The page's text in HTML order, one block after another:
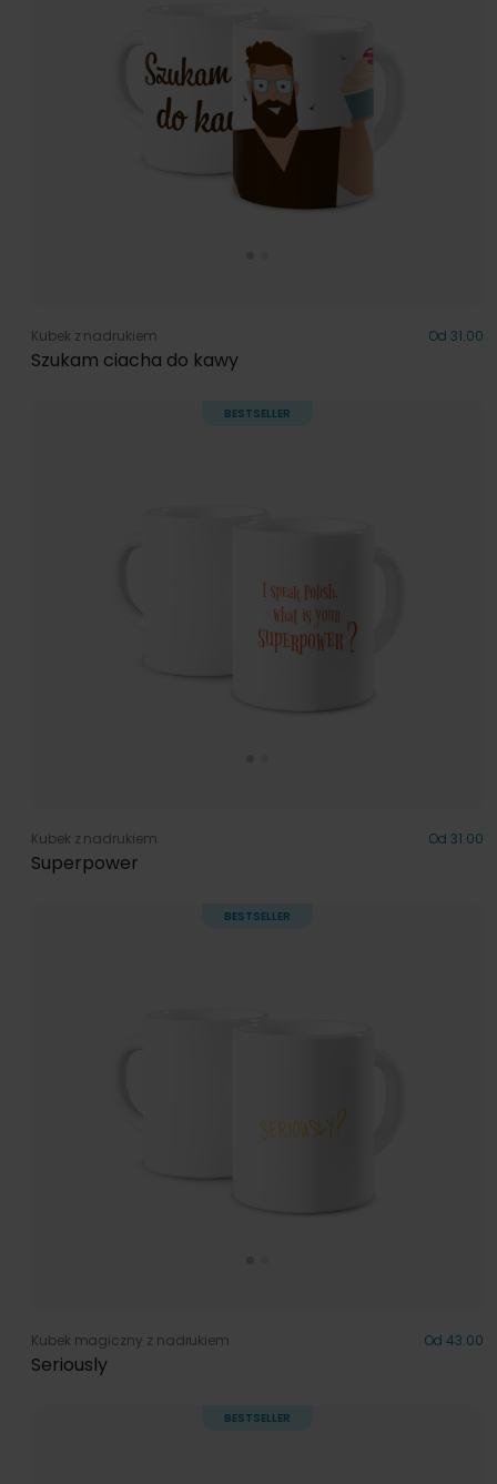
Kubek z nadrukiem Od 31.00
Szukam ciacha do kawy
Kubek z nadrukiem Od 31.00
Superpower
Kubek magiczny z nadrukiem Od 43.00
Seriously